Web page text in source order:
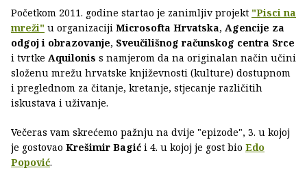
Početkom 2011. godine startao je zanimljiv projekt "Pisci na
mreži" u organizaciji Microsofta Hrvatska, Agencije za
odgoj i obrazovanje, Sveučilišnog računskog centra Srce
i tvrtke Aquilonis s namjerom da na originalan način učini
složenu mrežu hrvatske književnosti (kulture) dostupnom
i preglednom za čitanje, kretanje, stjecanje različitih
iskustava i uživanje.
Večeras vam skrećemo pažnju na dvije "epizode", 3. u kojoj
je gostovao Krešimir Bagić i 4. u kojoj je gost bio Edo
Popović.